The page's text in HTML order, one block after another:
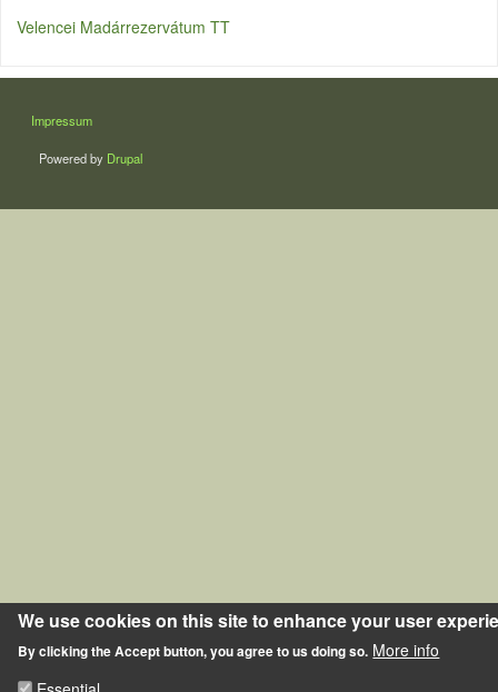
Velencei Madárrezervátum TT
LÁBLÉC
Impressum
Powered by Drupal
We use cookies on this site to enhance your user
By clicking the Accept button, you agree to us doing so. More info